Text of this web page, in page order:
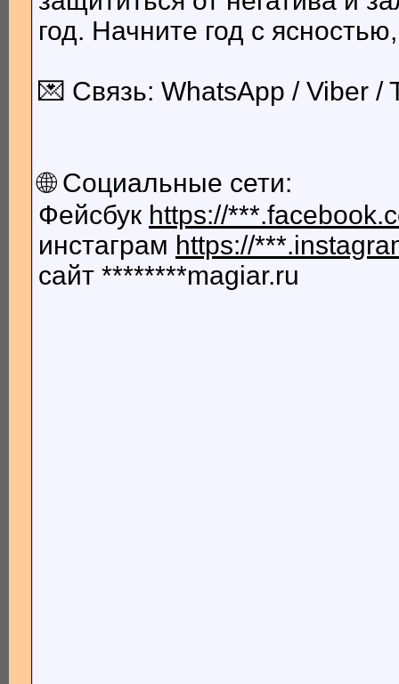
ВИКА54
год. Начните год с
💌 Связь: WhatsApp / Viber /
🌐 Социальные сети:
Фейсбук https://
инстаграм https://
сайт ********magiar.ru